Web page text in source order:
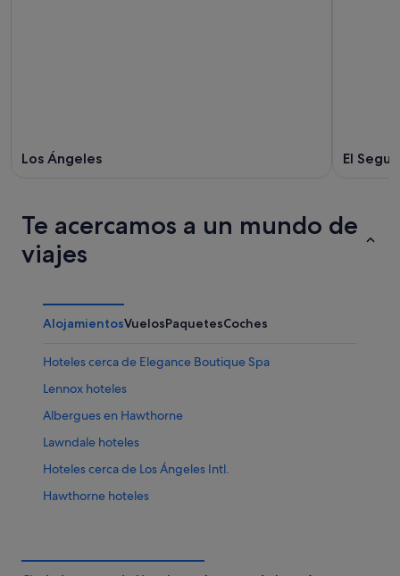
Los Ángeles El
Te acercamos a un mundo de
viajes
AlojamientosVuelosPaquetesCoches
Hoteles cerca de Elegance Boutique Spa
Lennox hoteles
Albergues en Hawthorne
Lawndale hoteles
Hoteles cerca de Los Ángeles Intl.
Hawthorne hoteles